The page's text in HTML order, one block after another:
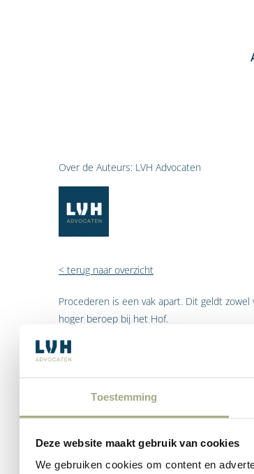
Toestemming
Deze website maakt gebruik van cookies
We gebruiken cookies om content en
Over de Auteurs: LVH Advocaten
< terug naar overzicht
Procederen is een vak apart. Dit geldt
hoger beroep bij het Hof.
ingesteld minder dan 5% bedraagt. Echter,
zaken waarin hoger beroep wordt ingesteld
Het procesrecht in hoger beroep is (bijna)